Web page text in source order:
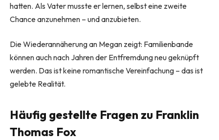
hatten. Als Vater musste er lernen, selbst eine zweite
Chance anzunehmen – und anzubieten.
Die Wiederannäherung an Megan zeigt: Familienbande
können auch nach Jahren der Entfremdung neu geknüpft
werden. Das ist keine romantische Vereinfachung – das ist
gelebte Realität.
Häufig gestellte Fragen zu Franklin
Thomas Fox